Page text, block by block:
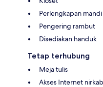
Perlengkapan
Pengering rambut
Disediakan handuk
Tetap terhubung
Meja tulis
Akses Internet